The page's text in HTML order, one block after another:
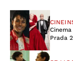
Prada